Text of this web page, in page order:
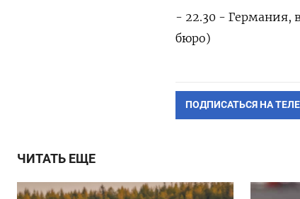
- 22.30 - Германия,
бюро)
ПОДПИСАТЬСЯ НА
ЧИТАТЬ ЕЩЕ